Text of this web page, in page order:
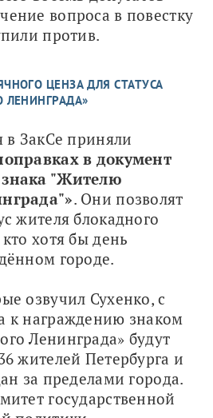
вопроса в повестку
против.
ЦЕНЗА ДЛЯ СТАТУСА
в документ
"Жителю
. Они позволят
жителя блокадного
хотя бы день
городе.
озвучил Сухенко, с
к награждению знаком
Ленинграда» будут
жителей Петербурга и
за пределами города.
государственной